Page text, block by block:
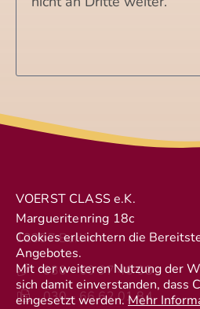
VOERST CLASS e.K.
Margueritenring 18c
12357 Berlin
030 - 60 97 46 68
030 - 66 62 01 84
Cookies erleichtern die
Angebotes.
Mit der weiteren Nutzung der
sich damit einverstanden, dass
eingesetzt werden.Mehr